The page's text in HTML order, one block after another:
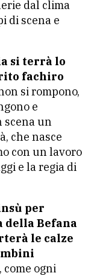
dal clima
di scena e
si terrà lo
fachiro
si rompono,
e
scena un
che nasce
con un lavoro
e la regia di
per
della Befana
le calze
ogni